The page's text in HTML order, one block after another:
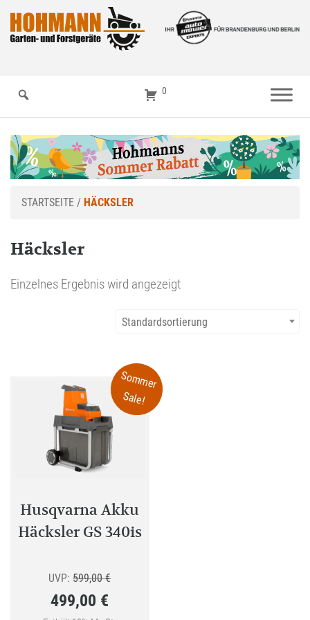
0
STARTSEITE / HÄCKSLER
Häcksler
Einzelnes Ergebnis wird angezeigt
Standardsortierung
Sommer
Sale!
Husqvarna Akku
Häcksler GS 340is
UVP: 599,00€Ursprünglicher
499,00 €